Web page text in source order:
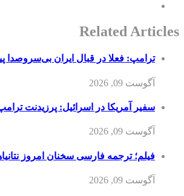
Related Articles
ترامپ: فعلا در قبال ایران
آگوست 09, 2026
سفیر آمریکا در اسرائیل: پرزیدنت
آگوست 09, 2026
فیلم؛ ترجمه فارسی سخنان امروز
آگوست 09, 2026